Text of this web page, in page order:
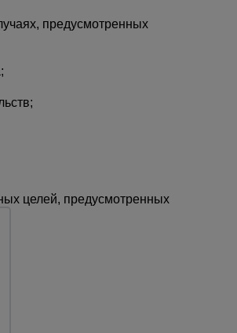
предусмотренных
целей, предусмотренных